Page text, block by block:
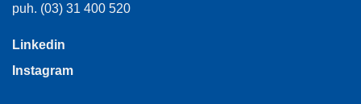
puh. (03) 31 400 520
Linkedin
Instagram